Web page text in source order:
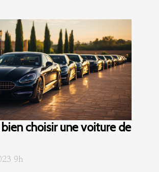
choisir une voiture de
9h